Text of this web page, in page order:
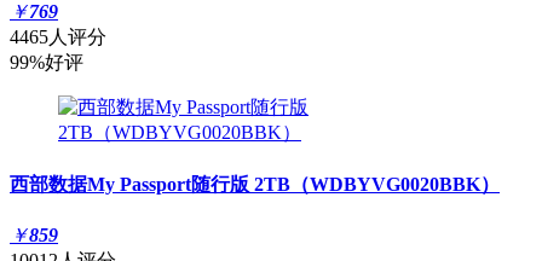
￥769
4465人评分
99%好评
西部数据My Passport随行版 2TB（WDBYVG0020BBK）
￥859